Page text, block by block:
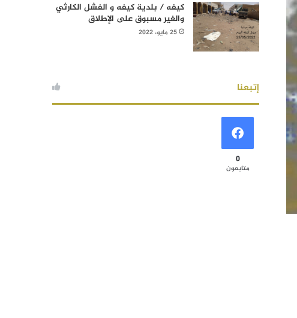
كيفه / بلدية كيفه و الفشل الكارثي
والغير مسبوق على الإطلاق
25 مايو، 2022
إتبعنا
0
متابعون